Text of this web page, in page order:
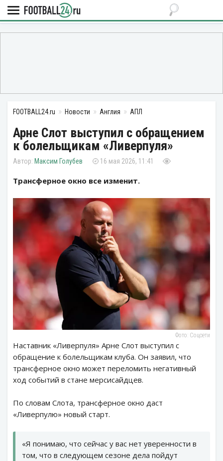
FOOTBALL24.ru Новости Англия АПЛ
Арне Слот выступил с обращением
к болельщикам «Ливерпуля»
Максим Голубев 16 мая 2026, 11:41
Трансферное окно все изменит.
Фото: Соцсети
Наставник «Ливерпуля» Арне Слот выступил с
обращение к болельщикам клуба. Он заявил, что
трансферное окно может переломить негативный
ход событий в стане мерсисайдцев.
По словам Слота, трансферное окно даст
«Ливерпулю» новый старт.
«Я понимаю, что сейчас у вас нет уверенности в
том, что в следующем сезоне дела пойдут